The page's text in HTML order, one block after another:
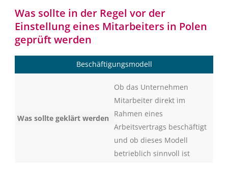
Was sollte in der Regel vor der
Einstellung eines Mitarbeiters in Polen
geprüft werden
Beschäftigungsmodell
Ob das Unternehmen
Mitarbeiter direkt im
Rahmen eines
Arbeitsvertrags beschäftigt
und ob dieses Modell
betrieblich sinnvoll ist